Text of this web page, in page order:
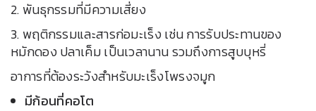
2. พันธุกรรมที่มีความเสี่ยง
3. พฤติกรรมและสารก่อมะเร็ง เช่น การรับประทานของ
หมักดอง ปลาเค็ม เป็นเวลานาน รวมถึงการสูบบุหรี่
อาการที่ต้องระวังสำหรับมะเร็งโพรงจมูก
มีก้อนที่คอโต